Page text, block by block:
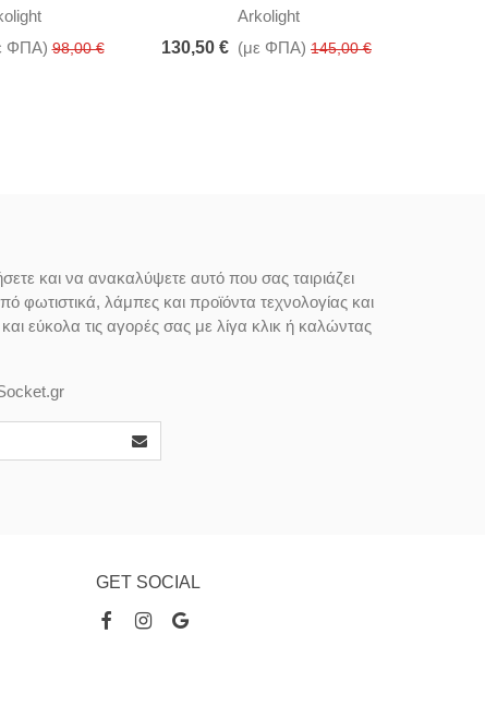
ΦΠΑ) 98,00 €
Arkolight
130,50 € (με ΦΠΑ) 145,00 €
και να ανακαλύψετε αυτό που σας ταιριάζει
φωτιστικά, λάμπες και προϊόντα τεχνολογίας και
εύκολα τις αγορές σας με λίγα κλικ ή καλώντας
GET SOCIAL